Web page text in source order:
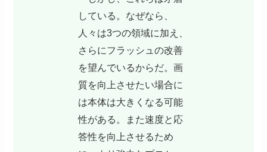
している。なぜなら、
人々は3つの領域に加え、
さらにフラッシュの改善
を望んでいるからだ。画
質を向上させたい場合に
は本体は大きくなる可能
性がある。また速度と応
答性を向上させるため